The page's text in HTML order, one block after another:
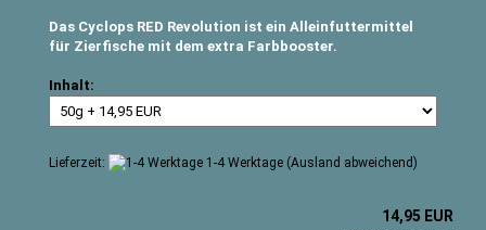
Das Cyclops RED Revolution ist ein Alleinfuttermittel
für Zierfische mit dem extra Farbbooster.
Inhalt:
Lieferzeit: 1-4 Werktage (Ausland abweichend)
14,95 EUR